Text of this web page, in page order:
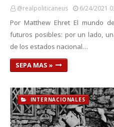
@realpoliticaneus 6/24/2021
Por Matthew Ehret El mundo
futuros posibles: por un lado,
de los estados nacional…
SEPA MAS »
INTERNACIONALES